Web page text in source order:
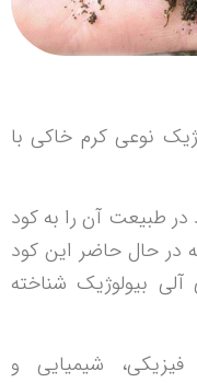
نوعی کرم خاکی با
در طبیعت آن را به کود
در حال حاضر این کود
بیولوژیک شناخته
شیمیایی و